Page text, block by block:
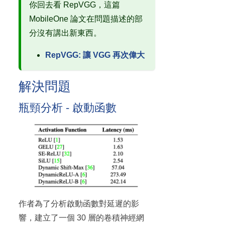
你回去看 RepVGG，這篇
MobileOne 論文在問題描述的部
分沒有講出新東西。
RepVGG: 讓 VGG 再次偉大
解決問題
瓶頸分析 - 啟動函數
作者為了分析啟動函數對延遲的影
響，建立了一個 30 層的卷積神經網